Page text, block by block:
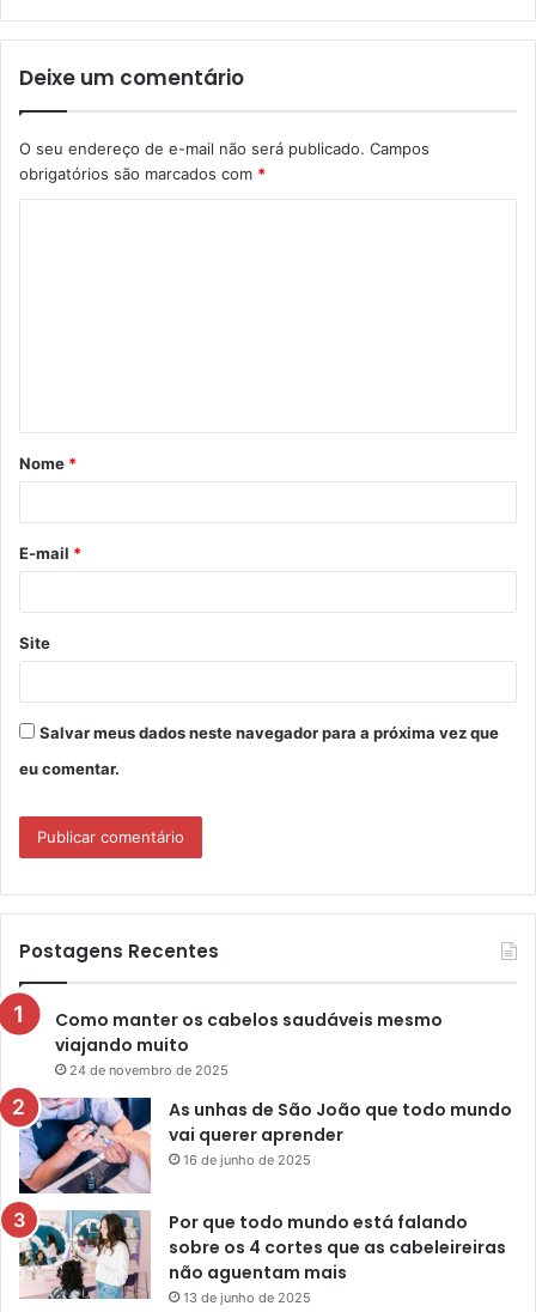
Deixe um comentário
O seu endereço de e-mail não será publicado. Campos
obrigatórios são marcados com *
á
r
*
Nome *
E-mail *
Site
Salvar meus dados neste navegador para a próxima vez que
eu comentar.
Postagens Recentes
Como manter os cabelos saudáveis mesmo
viajando muito
24 de novembro de 2025
As unhas de São João que todo mundo
vai querer aprender
16 de junho de 2025
Por que todo mundo está falando
sobre os 4 cortes que as cabeleireiras
não aguentam mais
13 de junho de 2025